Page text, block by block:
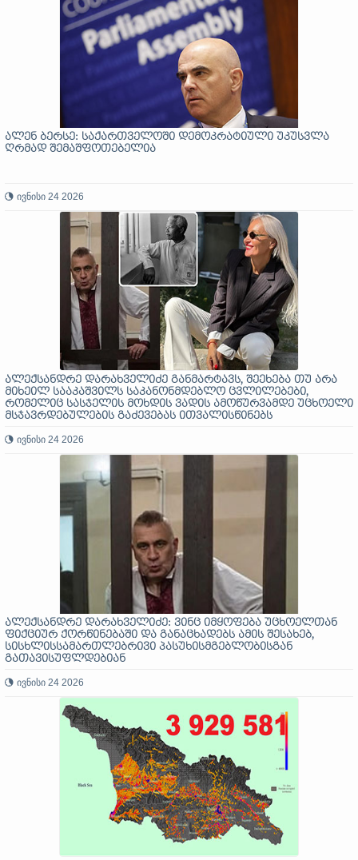
ალენ ბერსე: საქართველოში დემოკრატიული უკუსვლა
ღრმად შემაშფოთებელია
ივნისი 24 2026
ალექსანდრე დარახველიძე განმარტავს, შეეხება თუ არა
მიხეილ სააკაშვილს საკანონმდებლო ცვლილებები,
რომელიც სასჯელის მოხდის ვადის ამოწურვამდე უცხოელი
მსჯავრდებულების გაძევებას ითვალისწინებს
ივნისი 24 2026
ალექსანდრე დარახველიძე: ვინც იმყოფება უცხოელთან
ფიქციურ ქორწინებაში და განაცხადებს ამის შესახებ,
სისხლისსამართლებრივი პასუხისმგებლობისგან
გათავისუფლდებიან
ივნისი 24 2026